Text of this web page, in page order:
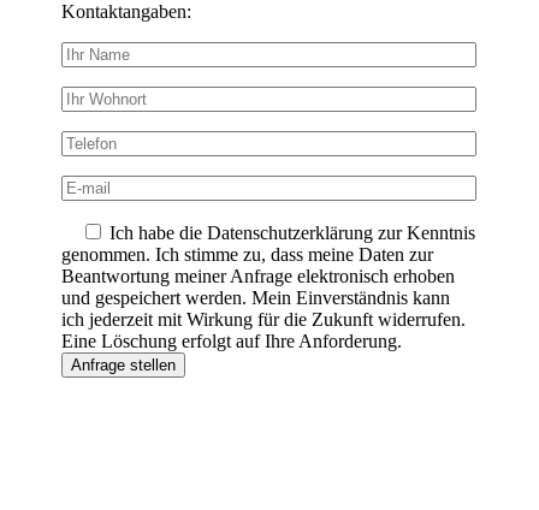
Kontaktangaben:
Ich habe die Datenschutzerklärung zur Kenntnis
genommen. Ich stimme zu, dass meine Daten zur
Beantwortung meiner Anfrage elektronisch erhoben
und gespeichert werden. Mein Einverständnis kann
ich jederzeit mit Wirkung für die Zukunft widerrufen.
Eine Löschung erfolgt auf Ihre Anforderung.